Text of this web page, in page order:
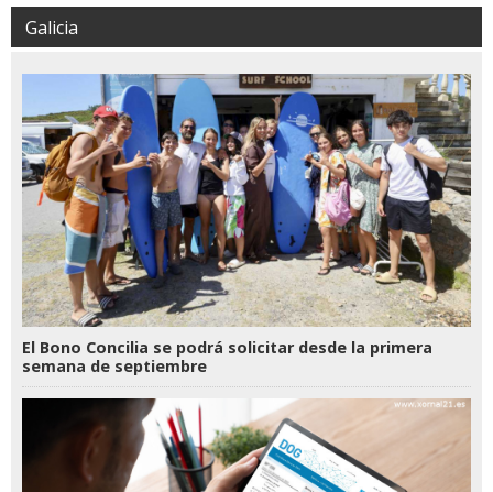
Galicia
El Bono Concilia se podrá solicitar desde la primera
semana de septiembre